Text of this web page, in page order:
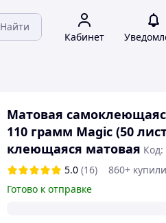
Найти
Кабинет
Матовая
110 грамм Magic (50
клеющаяся матовая Код:
5.0 (16)
860+ купили
Готово к отправке